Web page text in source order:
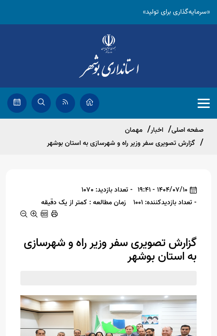
«سرمایه‌گذاری برای تولید»
صفحه اصلی اخبار
مهمان
گزارش تصویری سفر وزیر راه و شهرسازی به استان بوشهر
1404/07/10 - 19:41
- تعداد بازدید: 1070
- تعداد بازدیدکننده: 1001
زمان مطالعه : کمتر از یک دقیقه
گزارش تصویری سفر وزیر راه و شهرسازی
به استان بوشهر